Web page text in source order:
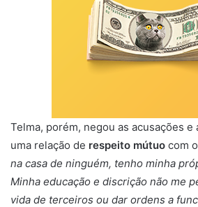
Telma, porém, negou as acusações
uma relação de respeito mútuo com
na casa de ninguém, tenho minha
Minha educação e discrição não me
vida de terceiros ou dar ordens a